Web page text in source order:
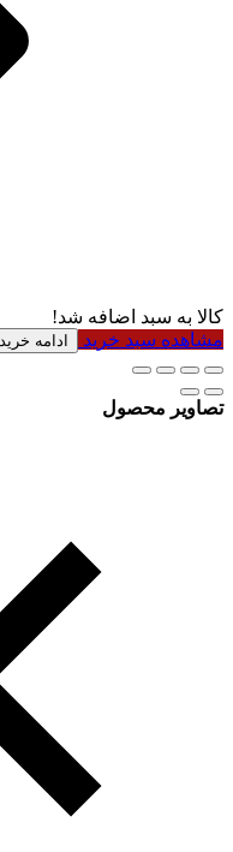
کالا به سبد اضافه شد!
مشاهده سبد خرید
ادامه خرید
تصاویر محصول